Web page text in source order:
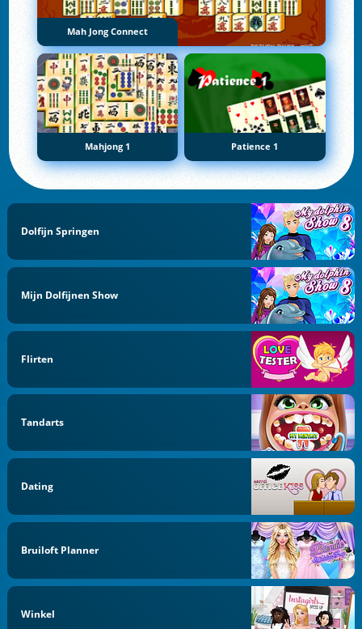
Mah Jong Connect
Mahjong 1 Patience 1
Dolfijn Springen
Mijn Dolfijnen Show
Flirten
Tandarts
Dating
Bruiloft Planner
Winkel